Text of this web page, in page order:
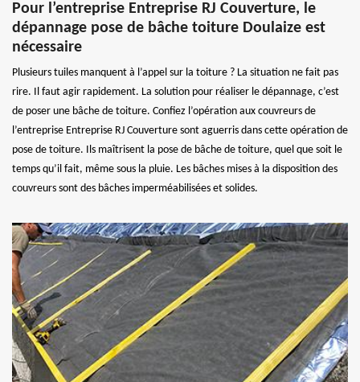
Pour l’entreprise Entreprise RJ Couverture, le
dépannage pose de bâche toiture Doulaize est
nécessaire
Plusieurs tuiles manquent à l’appel sur la toiture ? La situation ne fait pas
rire. Il faut agir rapidement. La solution pour réaliser le dépannage, c’est
de poser une bâche de toiture. Confiez l’opération aux couvreurs de
l’entreprise Entreprise RJ Couverture sont aguerris dans cette opération de
pose de toiture. Ils maîtrisent la pose de bâche de toiture, quel que soit le
temps qu’il fait, même sous la pluie. Les bâches mises à la disposition des
couvreurs sont des bâches imperméabilisées et solides.